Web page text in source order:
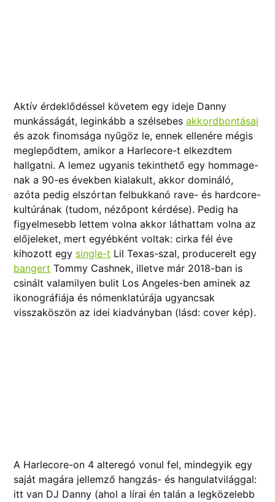
Aktív érdeklődéssel követem egy ideje Danny
munkásságát, leginkább a szélsebesakkordbontásai
és azok finomsága nyűgöz le, ennek ellenére mégis
meglepődtem, amikor a Harlecore-t elkezdtem
hallgatni. A lemez ugyanis tekinthető egy hommage-
nak a 90-es években kialakult, akkor domináló,
azóta pedig elszórtan felbukkanó rave- és hardcore-
kultúrának (tudom, nézőpont kérdése). Pedig ha
figyelmesebb lettem volna akkor láthattam volna az
előjeleket, mert egyébként voltak: cirka fél éve
kihozott egy single-t Lil Texas-szal, producerelt egy
bangert Tommy Cashnek, illetve már 2018-ban is
csinált valamilyen bulit Los Angeles-ben aminek az
ikonográfiája és nómenklatúrája ugyancsak
visszaköszön az idei kiadványban (lásd: cover kép).
A Harlecore-on 4 alteregó vonul fel, mindegyik egy
saját magára jellemző hangzás- és hangulatvilággal:
itt van DJ Danny (ahol a lírai én talán a legközelebb